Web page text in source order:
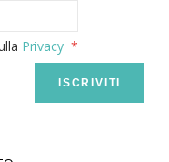
Privacy
ISCRIVITI